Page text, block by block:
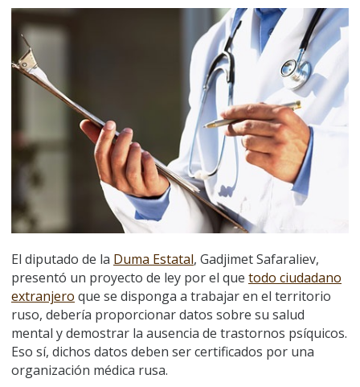
El diputado de la Duma Estatal, Gadjimet Safaraliev,
presentó un proyecto de ley por el que todo ciudadano
extranjero que se disponga a trabajar en el territorio
ruso, debería proporcionar datos sobre su salud
mental y demostrar la ausencia de trastornos psíquicos.
Eso sí, dichos datos deben ser certificados por una
organización médica rusa.